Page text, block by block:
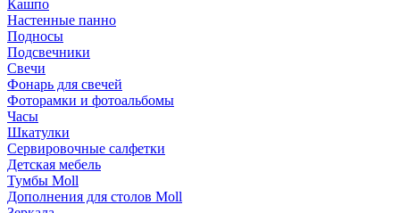
Кашпо
Настенные панно
Подносы
Подсвечники
Свечи
Фонарь для свечей
Фоторамки и фотоальбомы
Часы
Шкатулки
Сервировочные салфетки
Детская мебель
Тумбы Moll
Дополнения для столов Moll